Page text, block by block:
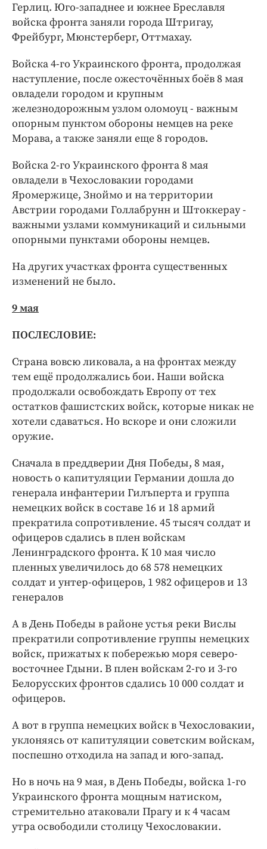
Герлиц. Юго-западнее и южнее Бреславля
войска фронта заняли города Штригау,
Фрейбург, Мюнстерберг, Оттмахау.
Войска 4-го Украинского фронта, продолжая
наступление, после ожесточённых боёв 8 мая
овладели городом и крупным
железнодорожным узлом оломоуц - важным
опорным пунктом обороны немцев на реке
Морава, а также заняли еще 8 городов.
Войска 2-го Украинского фронта 8 мая
овладели в Чехословакии городами
Яромержице, Зноймо и на территории
Австрии городами Голлабрунн и Штоккерау -
важными узлами коммуникаций и сильными
опорными пунктами обороны немцев.
На других участках фронта существенных
изменений не было.
9 мая
ПОСЛЕСЛОВИЕ:
Страна вовсю ликовала, а на фронтах между
тем ещё продолжались бои. Наши войска
продолжали освобождать Европу от тех
остатков фашистских войск, которые никак не
хотели сдаваться. Но вскоре и они сложили
оружие.
Сначала в преддверии Дня Победы, 8 мая,
новость о капитуляции Германии дошла до
генерала инфантерии Гилъперта и группа
немецких войск в составе 16 и 18 армий
прекратила сопротивление. 45 тысяч солдат и
офицеров сдались в плен войскам
Ленинградского фронта. К 10 мая число
пленных увеличилось до 68 578 немецких
солдат и унтер-офицеров, 1 982 офицеров и 13
генералов
А в День Победы в районе устья реки Вислы
прекратили сопротивление группы немецких
войск, прижатых к побережью моря северо-
восточнее Гдыни. В плен войскам 2-го и 3-го
Белорусских фронтов сдались 10 000 солдат и
офицеров.
А вот в группа немецких войск в Чехословакии,
уклоняясь от капитуляции советским войскам,
поспешно отходила на запад и юго-запад.
Но в ночь на 9 мая, в День Победы, войска 1-го
Украинского фронта мощным натиском,
стремительно атаковали Прагу и к 4 часам
утра освободили столицу Чехословакии.